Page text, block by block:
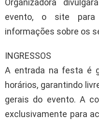
Organizadora
evento, o site
informações sobre os
INGRESSOS
A entrada na festa é
horários, garantindo
gerais do evento. A
exclusivamente para